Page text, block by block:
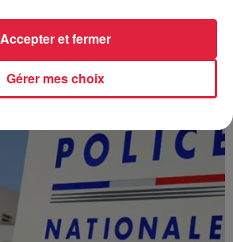
la municipalité a pris...
Gérer mes choix
Accepter et fermer